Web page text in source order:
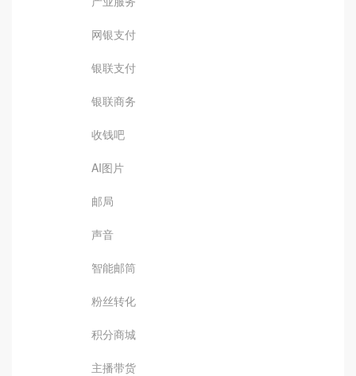
网银支付
银联支付
银联商务
收钱吧
AI图片
邮局
声音
智能邮筒
粉丝转化
积分商城
主播带货